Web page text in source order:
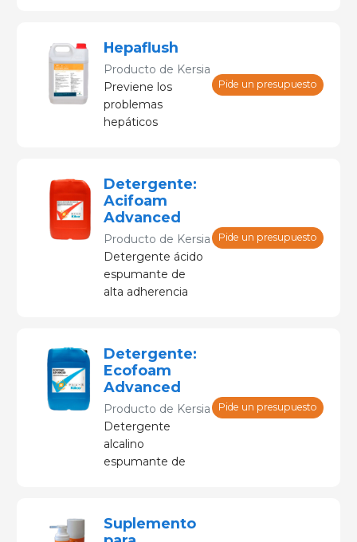
Hepaflush
Producto de Kersia
Previene los
problemas
hepáticos
Pide un presupuesto
Detergente:
Acifoam
Advanced
Producto de Kersia
Detergente ácido
espumante de
alta adherencia
incrustaciones
minerales de
superficies y
equipos.
Pide un presupuesto
Detergente:
Ecofoam
Advanced
Producto de Kersia
Detergente
alcalino
espumante de
equipos.
Pide un presupuesto
Suplemento